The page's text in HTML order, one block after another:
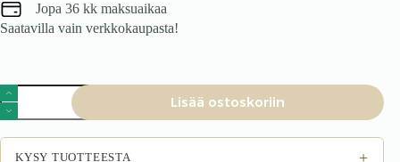
Jopa 36 kk maksuaikaa
Saatavilla vain verkkokaupasta!
Tamminen
vitriinikappi
BRUNO
81
määrä
Lisää ostoskoriin
KYSY TUOTTEESTA +